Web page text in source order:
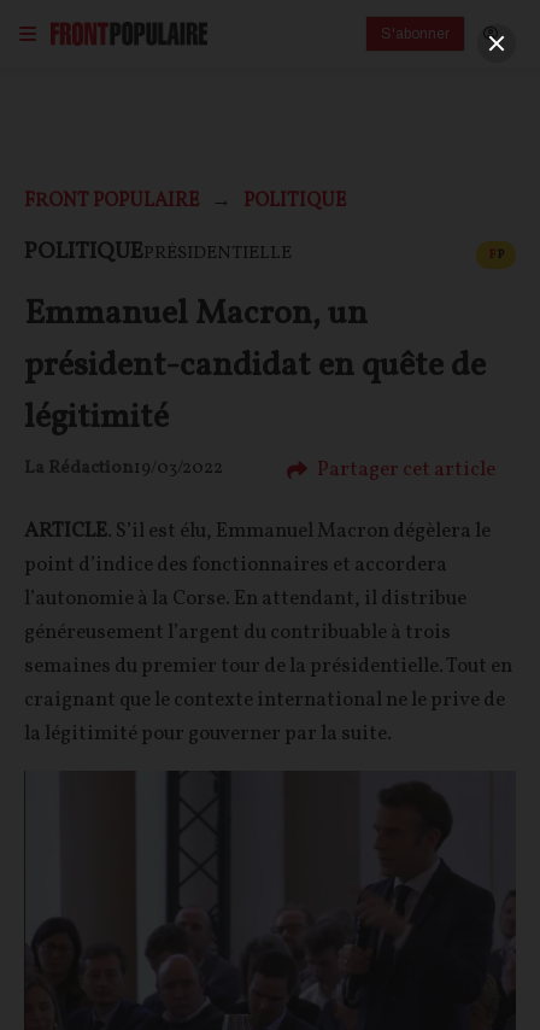
S'abonner
FRONT POPULAIRE POLITIQUE
POLITIQUEPRÉSIDENTIELLE FP
Emmanuel Macron, un
président-candidat en quête de
légitimité
La Rédaction19/03/2022 Partager cet article
ARTICLE. S’il est élu, Emmanuel Macron dégèlera le
point d’indice des fonctionnaires et accordera
l’autonomie à la Corse. En attendant, il distribue
généreusement l’argent du contribuable à trois
semaines du premier tour de la présidentielle. Tout en
craignant que le contexte international ne le prive de
la légitimité pour gouverner par la suite.